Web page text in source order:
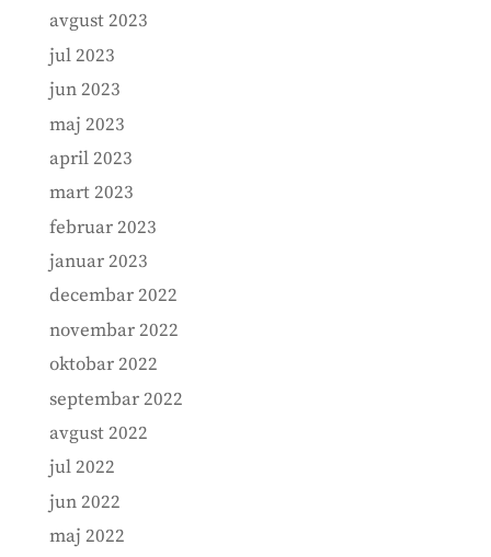
avgust 2023
jul 2023
jun 2023
maj 2023
april 2023
mart 2023
februar 2023
januar 2023
decembar 2022
novembar 2022
oktobar 2022
septembar 2022
avgust 2022
jul 2022
jun 2022
maj 2022